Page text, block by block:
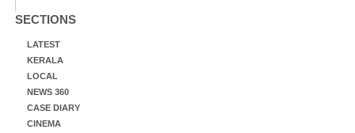
SECTIONS
LATEST
KERALA
LOCAL
NEWS 360
CASE DIARY
CINEMA